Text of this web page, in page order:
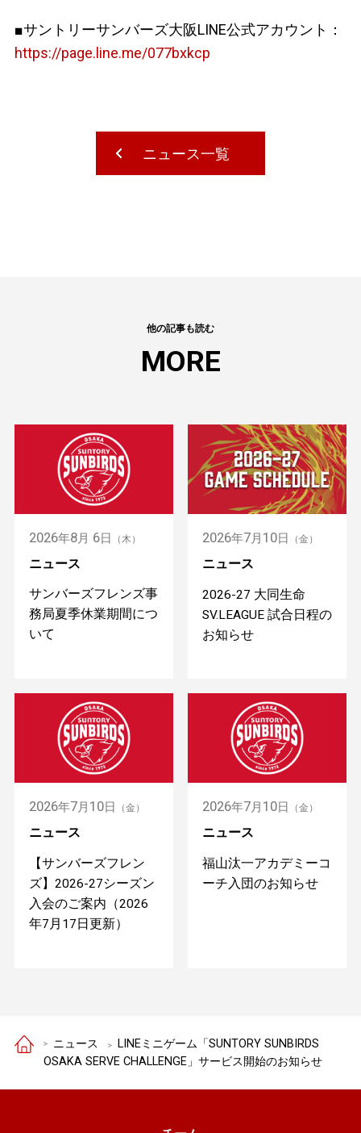
ニュース
LINEミニゲーム「SUNTORY SUNBIRDS
OSAKA SERVE CHALLENGE」サービス開始のお知らせ
■サントリーサンバーズ大阪LINE公式アカウント：
https://page.line.me/077bxkcp
ニュース一覧
他の記事も読む
MORE
2026年8月 6日 （木）
ニュース
サンバーズフレンズ事
務局夏季休業期間につ
いて
2026年7月 10日 （金）
ニュース
2026-27 大同生命
SV.LEAGUE 試合日程の
お知らせ
2026年7月 10日 （金）
ニュース
【サンバーズフレン
ズ】2026-27シーズン
入会のご案内（2026
年7月17日更新）
2026年7月 10日 （金）
ニュース
福山汰一アカデミーコ
ーチ入団のお知らせ